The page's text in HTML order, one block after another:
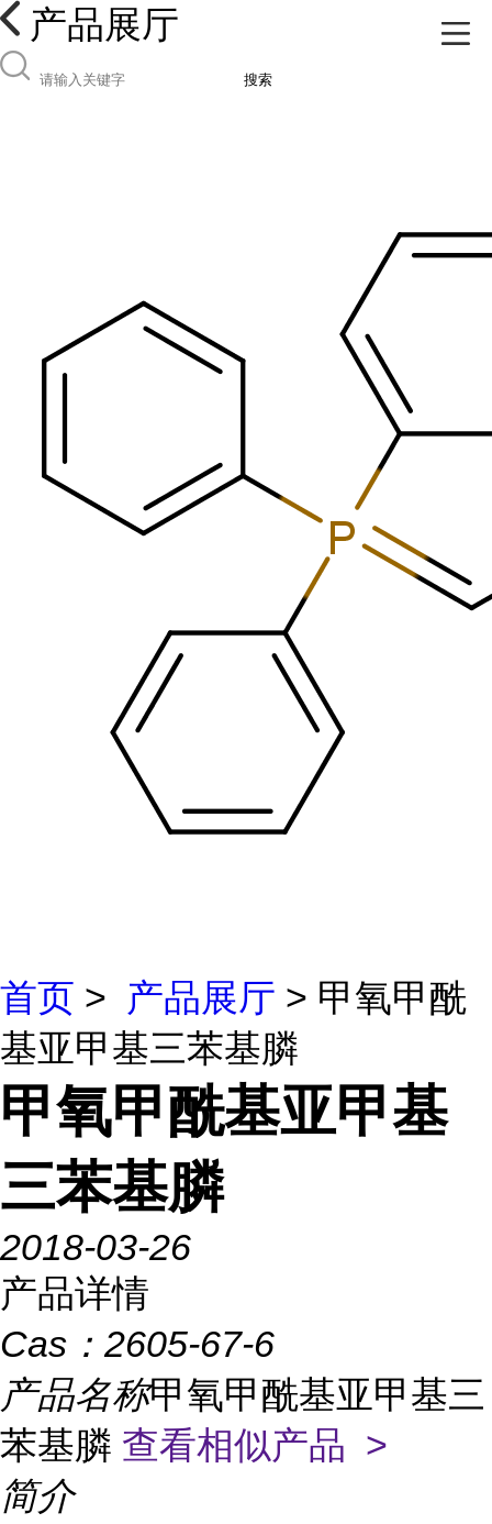
产品展厅
搜索
首页 > 产品展厅 > 甲氧甲酰
基亚甲基三苯基膦
甲氧甲酰基亚甲基
三苯基膦
2018-03-26
产品详情
Cas： 2605-67-6
产品名称甲氧甲酰基亚甲基三
苯基膦 查看相似产品 >
简介